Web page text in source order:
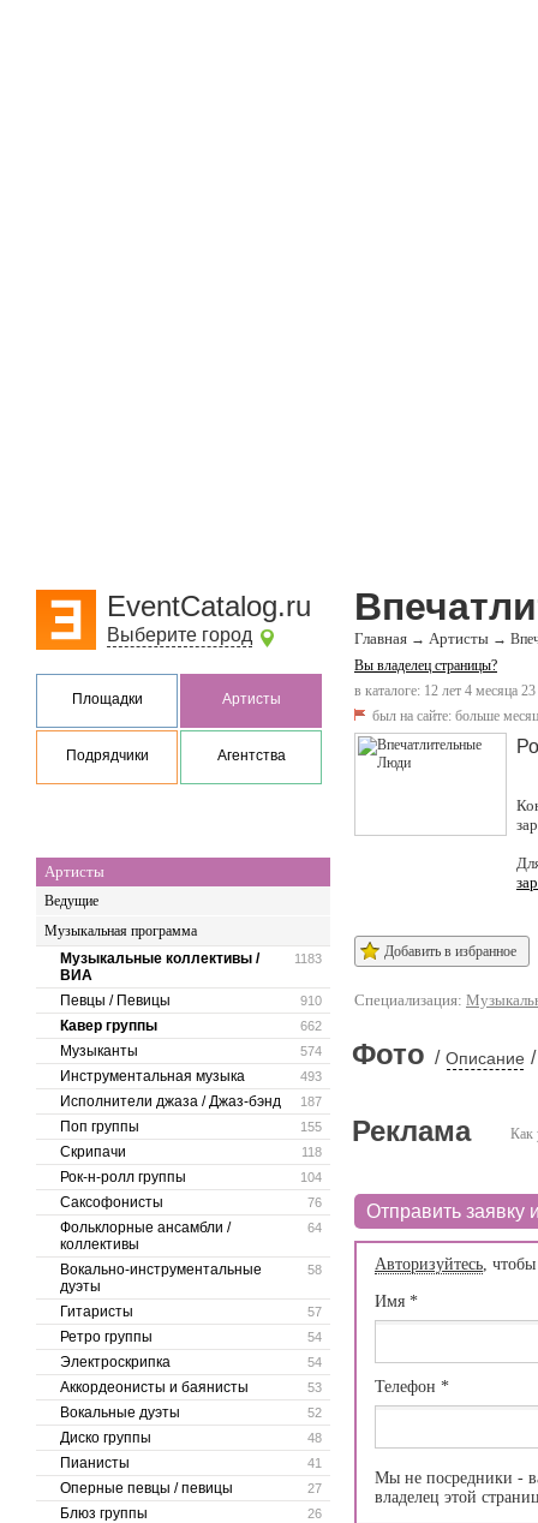
EventCatalog.ru
Выберите город
Площадки Артисты
Подрядчики Агентства
Артисты
Ведущие
Музыкальная программа
1183
Музыкальные коллективы /
ВИА
910
Певцы / Певицы
662
Кавер группы
574
Музыканты
493
Инструментальная музыка
187
Исполнители джаза / Джаз-бэнд
155
Поп группы
118
Скрипачи
104
Рок-н-ролл группы
76
Саксофонисты
64
Фольклорные ансамбли /
коллективы
58
Вокально-инструментальные
дуэты
57
Гитаристы
54
Ретро группы
54
Электроскрипка
53
Аккордеонисты и баянисты
52
Вокальные дуэты
48
Диско группы
41
Пианисты
27
Оперные певцы / певицы
26
Блюз группы
Главная → Артисты →
Вы владелец страницы?
в каталоге: 12 лет 4 месяца
был на сайте: больше
Добавить в избранное
Специализация:
Фото / Описание /
Как
Реклама
Отправить заявку
Авторизуйтесь,
Имя *
Телефон *
Мы не посредники -
владелец этой